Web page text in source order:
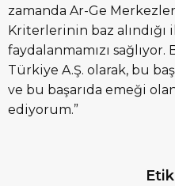
zamanda Ar-Ge
Kriterlerinin baz
faydalanmamızı
Türkiye A.Ş. olarak, bu
ve bu başarıda emeği
ediyorum.”